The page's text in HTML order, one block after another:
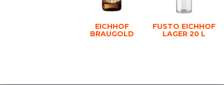
EICHHOF
BRAUGOLD
FUSTO EICHHOF
LAGER 20 L